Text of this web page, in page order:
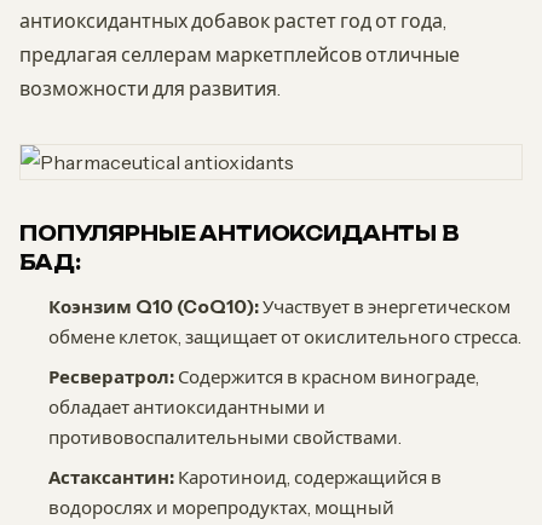
антиоксидантных добавок растет год от года,
предлагая селлерам маркетплейсов отличные
возможности для развития.
ПОПУЛЯРНЫЕ АНТИОКСИДАНТЫ В
БАД:
Коэнзим Q10 (CoQ10):Участвует в энергетическом
обмене клеток, защищает от окислительного стресса.
Ресвератрол: Содержится в красном винограде,
обладает антиоксидантными и
противовоспалительными свойствами.
Астаксантин: Каротиноид, содержащийся в
водорослях и морепродуктах, мощный